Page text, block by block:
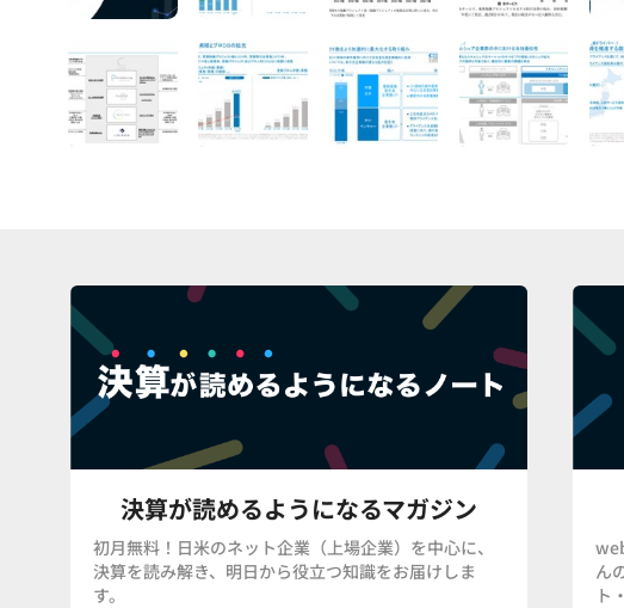
決算が読めるようになるマガジン
初月無料！日米のネット企業（上場企業）を中心に、
決算を読み解き、明日から役立つ知識をお届けしま
す。
ん
ト